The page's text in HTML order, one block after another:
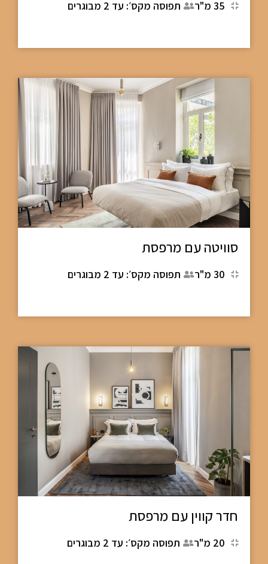
35 מ"ר תפוסה מקס׳: עד 2 מבוגרים
סוויטה עם מרפסת
30 מ"ר תפוסה מקס׳: עד 2 מבוגרים
חדר קווין עם מרפסת
20 מ"ר תפוסה מקס׳: עד 2 מבוגרים